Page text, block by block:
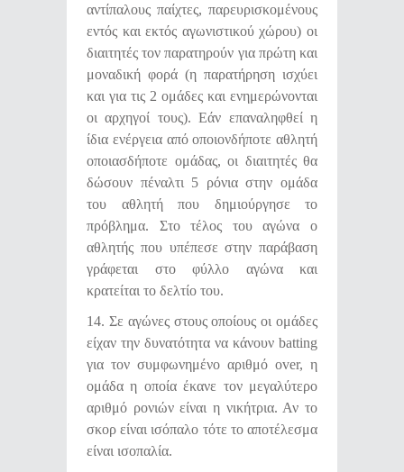
αντίπαλους παίχτες, παρευρισκομένους
εντός και εκτός αγωνιστικού χώρου) οι
διαιτητές τον παρατηρούν για πρώτη και
μοναδική φορά (η παρατήρηση ισχύει
και για τις 2 ομάδες και ενημερώνονται
οι αρχηγοί τους). Εάν επαναληφθεί η
ίδια ενέργεια από οποιονδήποτε αθλητή
οποιασδήποτε ομάδας, οι διαιτητές θα
δώσουν πέναλτι 5 ρόνια στην ομάδα
του αθλητή που δημιούργησε το
πρόβλημα. Στο τέλος του αγώνα ο
αθλητής που υπέπεσε στην παράβαση
γράφεται στο φύλλο αγώνα και
κρατείται το δελτίο του.
14. Σε αγώνες στους οποίους οι ομάδες
είχαν την δυνατότητα να κάνουν batting
για τον συμφωνημένο αριθμό over, η
ομάδα η οποία έκανε τον μεγαλύτερο
αριθμό ρονιών είναι η νικήτρια. Αν το
σκορ είναι ισόπαλο τότε το αποτέλεσμα
είναι ισοπαλία.